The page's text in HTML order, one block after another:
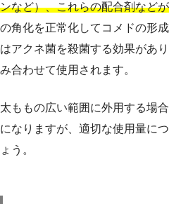
ンなど）、これらの配合剤など
の角化を正常化してコメドの形
はアクネ菌を殺菌する効果があ
み合わせて使用されます。
太ももの広い範囲に外用する場
になりますが、適切な使用量に
ょう。